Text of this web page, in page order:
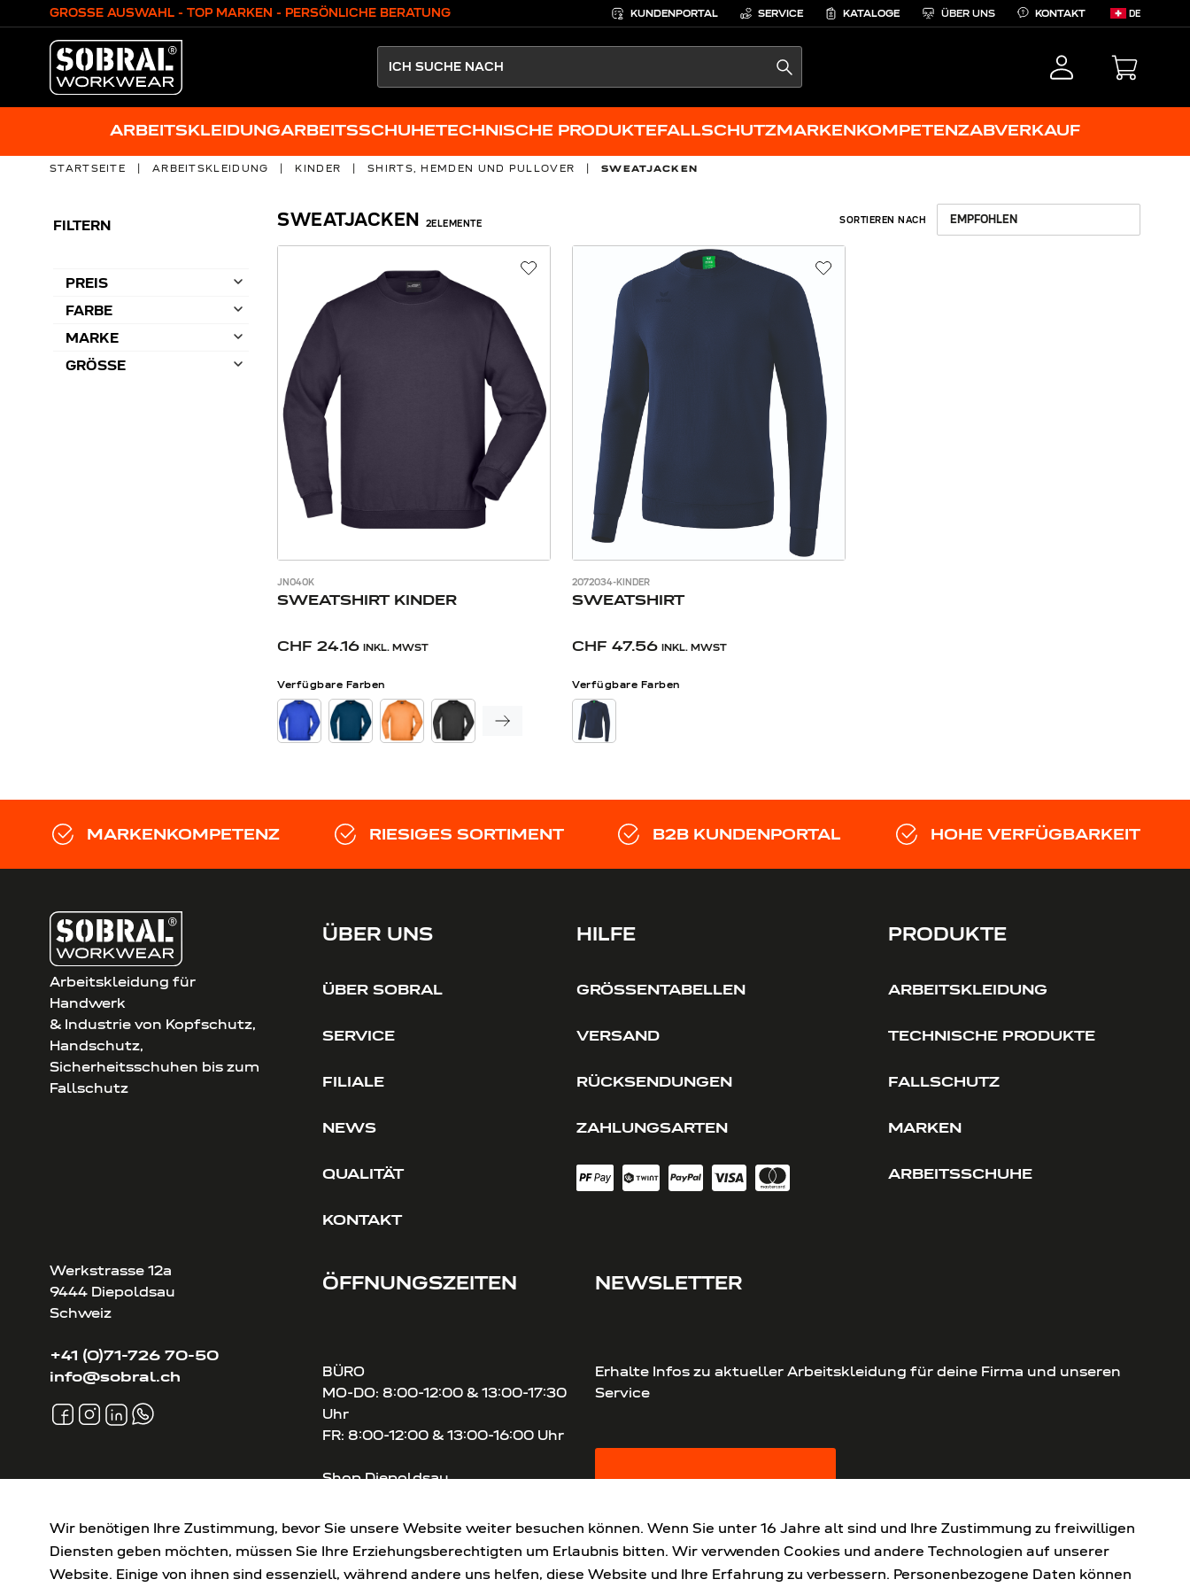
Wir benötigen Ihre Zustimmung, bevor Sie unsere Website weiter besuchen können. Wenn Sie unter 16 Jahre alt sind und Ihre Zustimmung zu freiwilligen
Diensten geben möchten, müssen Sie Ihre Erziehungsberechtigten um Erlaubnis bitten. Wir verwenden Cookies und andere Technologien auf unserer
Website. Einige von ihnen sind essenziell, während andere uns helfen, diese Website und Ihre Erfahrung zu verbessern. Personenbezogene Daten können
Zum Inhalt springen
GROSSE AUSWAHL - TOP MARKEN - PERSÖNLICHE BERATUNG KUNDENPORTAL SERVICE KATALOGE ÜBER UNS KONTAKT DE
SEARCH
ARBEITSKLEIDUNGARBEITSSCHUHETECHNISCHE PRODUKTEFALLSCHUTZMARKENKOMPETENZABVERKAUF
STARTSEITE ARBEITSKLEIDUNG KINDER SHIRTS, HEMDEN UND PULLOVER SWEATJACKEN
FILTERN
PREIS
FARBE
MARKE
GRÖSSE
SWEATJACKEN 2ELEMENTE SORTIEREN NACH
JN040K
SWEATSHIRT KINDER
CHF 24.16 INKL. MWST
Verfügbare Farben
FARBE
2072034-KINDER
SWEATSHIRT
CHF 47.56 INKL. MWST
Verfügbare Farben
FARBE
MARKENKOMPETENZ RIESIGES SORTIMENT B2B KUNDENPORTAL HOHE VERFÜGBARKEIT
Arbeitskleidung für
Handwerk
& Industrie von Kopfschutz,
Handschutz,
Sicherheitsschuhen bis zum
Fallschutz
ÜBER UNS
ÜBER SOBRAL
SERVICE
FILIALE
NEWS
QUALITÄT
KONTAKT
HILFE
GRÖSSENTABELLEN
VERSAND
RÜCKSENDUNGEN
ZAHLUNGSARTEN
PRODUKTE
ARBEITSKLEIDUNG
TECHNISCHE PRODUKTE
FALLSCHUTZ
MARKEN
ARBEITSSCHUHE
Werkstrasse 12a
9444 Diepoldsau
Schweiz
+41 (0)71-726 70-50
info@sobral.ch
ÖFFNUNGSZEITEN
BÜRO
MO-DO: 8:00-12:00 & 13:00-17:30
Uhr
FR: 8:00-12:00 & 13:00-16:00 Uhr
Shop Diepoldsau
Fr: 8:00-16:00 Uhr
1. Samstag im Monat: 9:00-16:00 Uhr
NEWSLETTER
Erhalte Infos zu aktueller Arbeitskleidung für deine Firma und unseren
Service
JETZT ANMELDEN